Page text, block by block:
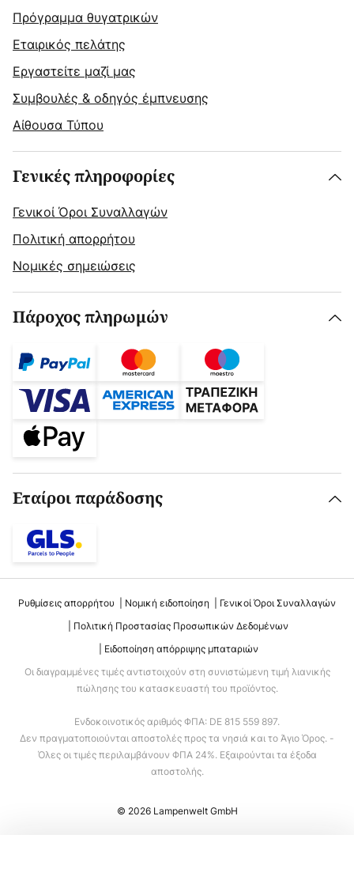
Πρόγραμμα θυγατρικών
Εταιρικός πελάτης
Εργαστείτε μαζί μας
Συμβουλές & οδηγός έμπνευσης
Αίθουσα Τύπου
Γενικές πληροφορίες
Γενικοί Όροι Συναλλαγών
Πολιτική απορρήτου
Νομικές σημειώσεις
Πάροχος πληρωμών
Εταίροι παράδοσης
Ρυθμίσεις απορρήτου Νομική ειδοποίηση
Γενικοί Όροι Συναλλαγών
Πολιτική Προστασίας Προσωπικών Δεδομένων
Ειδοποίηση απόρριψης μπαταριών
Οι διαγραμμένες τιμές αντιστοιχούν στη συνιστώμενη τιμή λιανικής
πώλησης του κατασκευαστή του προϊόντος.
Ενδοκοινοτικός αριθμός ΦΠΑ: DE 815 559 897.
Δεν πραγματοποιούνται αποστολές προς τα νησιά και το Άγιο Όρος. -
Όλες οι τιμές περιλαμβάνουν ΦΠΑ 24%. Εξαιρούνται τα έξοδα
αποστολής.
© 2026 Lampenwelt GmbH